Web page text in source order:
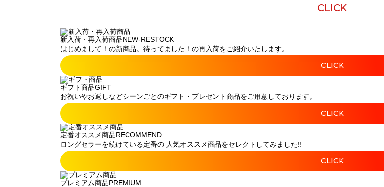
CLICK
新入荷・再入荷商品NEW-RESTOCK
はじめまして！の新商品。待ってました！の再入荷をご紹介いたします。
CLICK
ギフト商品GIFT
お祝いやお返しなどシーンごとのギフト・プレゼント商品をご用意しております。
CLICK
定番オススメ商品RECOMMEND
ロングセラーを続けている定番の 人気オススメ商品をセレクトしてみました!!
CLICK
プレミアム商品PREMIUM